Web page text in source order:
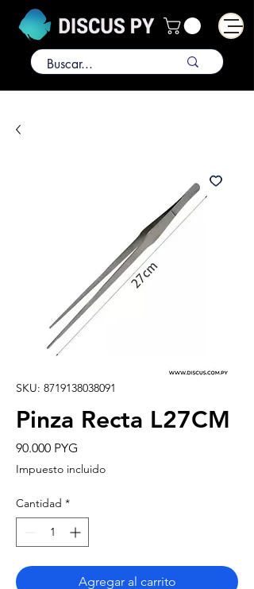
SKU: 8719138038091
Pinza Recta L27CM
90.000 PYG
Impuesto incluido
Cantidad *
Agregar al carrito